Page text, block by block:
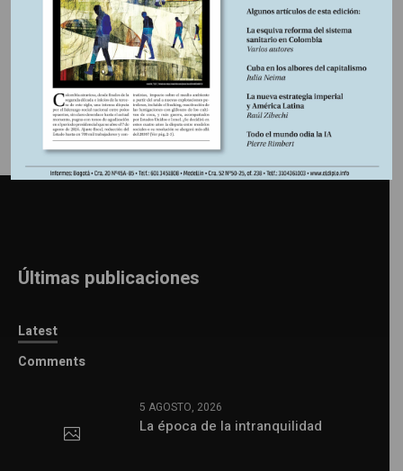
Información adicional
Últimas publicaciones
Latest
Comments
5 AGOSTO, 2026
La época de la intranquilidad